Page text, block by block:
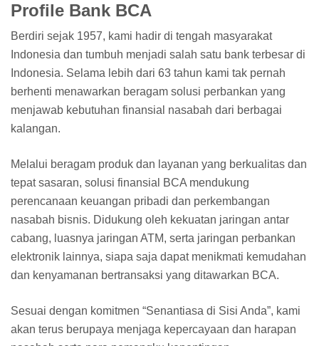
Profile Bank BCA
Berdiri sejak 1957, kami hadir di tengah masyarakat
Indonesia dan tumbuh menjadi salah satu bank terbesar di
Indonesia. Selama lebih dari 63 tahun kami tak pernah
berhenti menawarkan beragam solusi perbankan yang
menjawab kebutuhan finansial nasabah dari berbagai
kalangan.
Melalui beragam produk dan layanan yang berkualitas dan
tepat sasaran, solusi finansial BCA mendukung
perencanaan keuangan pribadi dan perkembangan
nasabah bisnis. Didukung oleh kekuatan jaringan antar
cabang, luasnya jaringan ATM, serta jaringan perbankan
elektronik lainnya, siapa saja dapat menikmati kemudahan
dan kenyamanan bertransaksi yang ditawarkan BCA.
Sesuai dengan komitmen “Senantiasa di Sisi Anda”, kami
akan terus berupaya menjaga kepercayaan dan harapan